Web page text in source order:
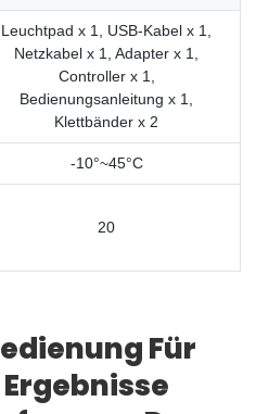
Leuchtpad x 1, USB-Kabel x 1,
Netzkabel x 1, Adapter x 1,
Controller x 1,
Bedienungsanleitung x 1,
Klettbänder x 2
-10°~45°C
20
Für